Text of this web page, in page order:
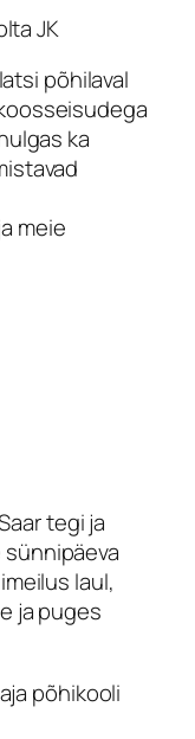
JK
põhilaval
ka
meie
tegi ja
laul,
ja puges
põhikooli